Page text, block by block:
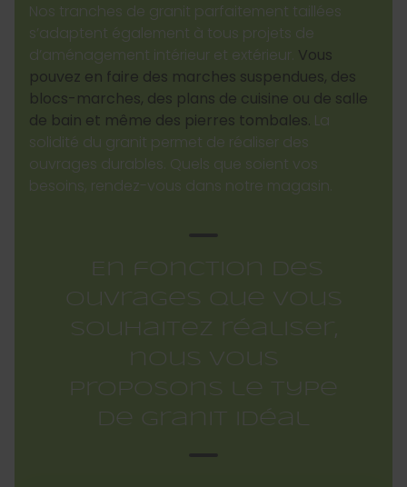
Nos tranches de granit parfaitement taillées
s’adaptent également à tous projets de
d’aménagement intérieur et extérieur. Vous
pouvez en faire des marches suspendues, des
blocs-marches, des plans de cuisine ou de salle
de bain et même des pierres tombales. La
solidité du granit permet de réaliser des
ouvrages durables. Quels que soient vos
besoins, rendez-vous dans notre magasin.
En fonction des
ouvrages que vous
souhaitez réaliser,
nous vous
proposons le type
de granit idéal